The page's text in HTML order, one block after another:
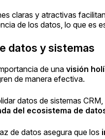
claras y atractivas
de los datos, lo que es
datos y sistemas
de una visión
de manera efectiva.
datos de sistemas
del ecosistema de
de datos asegura que los